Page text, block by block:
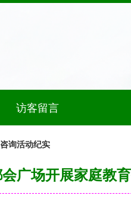
访客留言
询活动纪实
广场开展家庭教